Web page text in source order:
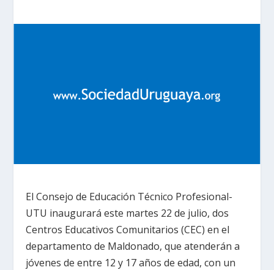
El Consejo de Educación Técnico Profesional-
UTU inaugurará este martes 22 de julio, dos
Centros Educativos Comunitarios (CEC) en el
departamento de Maldonado, que atenderán a
jóvenes de entre 12 y 17 años de edad, con un